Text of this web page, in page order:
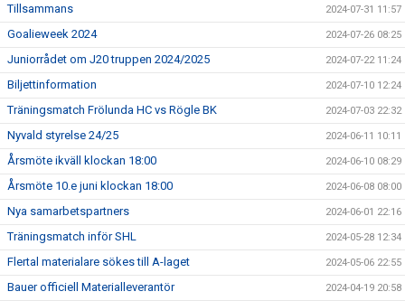
Tillsammans 2024-07-31 11:57
Goalieweek 2024 2024-07-26 08:25
Juniorrådet om J20 truppen 2024/2025 2024-07-22 11:24
Biljettinformation 2024-07-10 12:24
Träningsmatch Frölunda HC vs Rögle BK 2024-07-03 22:32
Nyvald styrelse 24/25 2024-06-11 10:11
Årsmöte ikväll klockan 18:00 2024-06-10 08:29
Årsmöte 10.e juni klockan 18:00 2024-06-08 08:00
Nya samarbetspartners 2024-06-01 22:16
Träningsmatch inför SHL 2024-05-28 12:34
Flertal materialare sökes till A-laget 2024-05-06 22:55
Bauer officiell Materialleverantör 2024-04-19 20:58